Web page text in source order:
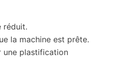
réduit.
la machine est prête.
une plastification